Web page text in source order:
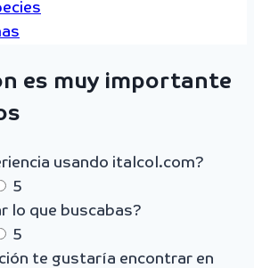
es muy importante
usando italcol.com?
5
lo que buscabas?
5
te gustaría encontrar en